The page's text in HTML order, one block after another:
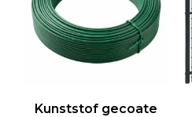
Kunststof gecoate